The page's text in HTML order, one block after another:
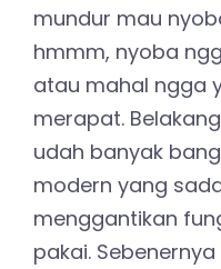
mundur mau
hmmm, nyoba
atau mahal ngga
merapat.
udah banyak
modern yang
menggantikan
pakai.